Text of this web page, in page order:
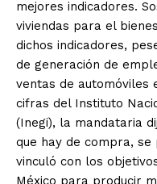
mejores indicadores.
viviendas para el
dichos indicadores,
de generación de
ventas de automóviles
cifras del Instituto
(Inegi), la mandataria
que hay de compra, se
vinculó con los
México para producir